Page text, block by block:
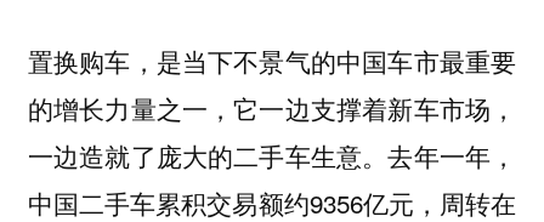
置换购车，是当下不景气的中国车市最重要
的增长力量之一，它一边支撑着新车市场，
一边造就了庞大的二手车生意。去年一年，
中国二手车累积交易额约9356亿元，周转在